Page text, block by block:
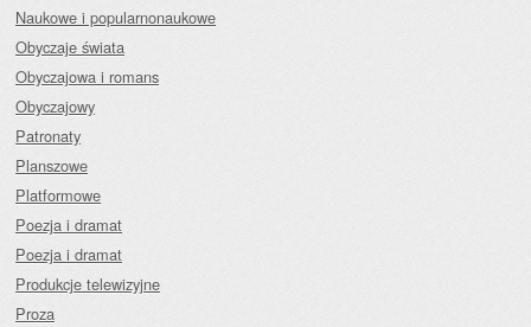
Naukowe i popularnonaukowe
Obyczaje świata
Obyczajowa i romans
Obyczajowy
Patronaty
Planszowe
Platformowe
Poezja i dramat
Poezja i dramat
Produkcje telewizyjne
Proza